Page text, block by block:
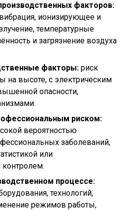
факторов:
ионизирующее и
температурные
и загрязнение воздуха
факторы: риск
на высоте, с электрическим
опасности,
риском:
вероятностью
заболеваний,
или
процессе:
технологий,
режимов работы,